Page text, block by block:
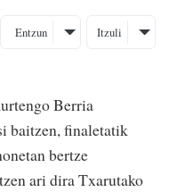
Entzun Itzuli
Berria
baitzen, finaletatik
bertze
ari dira Txarutako